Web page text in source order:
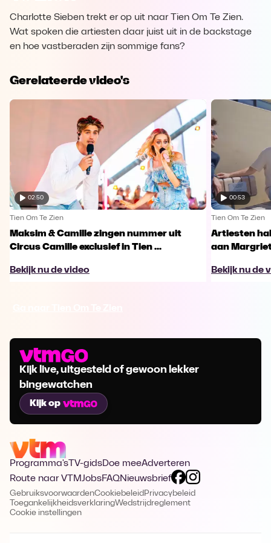
Charlotte Sieben trekt er op uit naar Tien Om Te Zien.
Wat spoken die artiesten daar juist uit in de backstage
en hoe vastberaden zijn sommige fans?
Gerelateerde video's
02:50
Tien Om Te Zien
Maksim & Camille zingen nummer uit
Circus Camille exclusief in Tien ...
Bekijk nu de video
00:53
Tien Om Te Zien
Artiesten
aan
Bekijk nu de
Kijk live, uitgesteld of gewoon lekker
bingewatchen
Kijk op
Programma's TV-gidsDoe meeAdverteren
Route naar VTMJobsFAQNieuwsbrief
GebruiksvoorwaardenCookiebeleid Privacybeleid
ToegankelijkheidsverklaringWedstrijdreglement
Cookie instellingen